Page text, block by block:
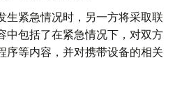
生紧急情况时，另一方将采取联
中包括了在紧急情况下，对双方
序等内容，并对携带设备的相关